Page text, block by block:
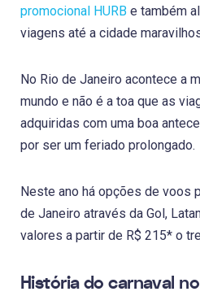
promocional HURB e também
viagens até a cidade
No Rio de Janeiro acontece a
mundo e não é a toa que as
adquiridas com uma boa
por ser um feriado prolongado.
Neste ano há opções de voos
de Janeiro através da Gol,
valores a partir de R$ 215* o
História do carnaval